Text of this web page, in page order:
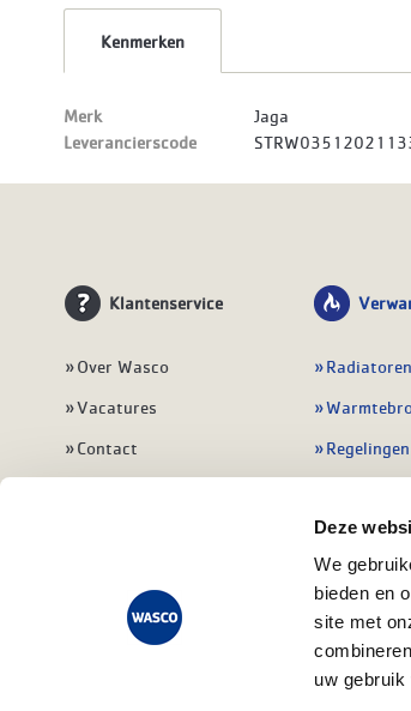
Deze
We
bieden en
site met
uw
Kenmerken
Merk
Jaga
Leverancierscode
Klantenservice
Over Wasco
Vacatures
Contact
Veelgestelde vragen
Regelingen
Alle